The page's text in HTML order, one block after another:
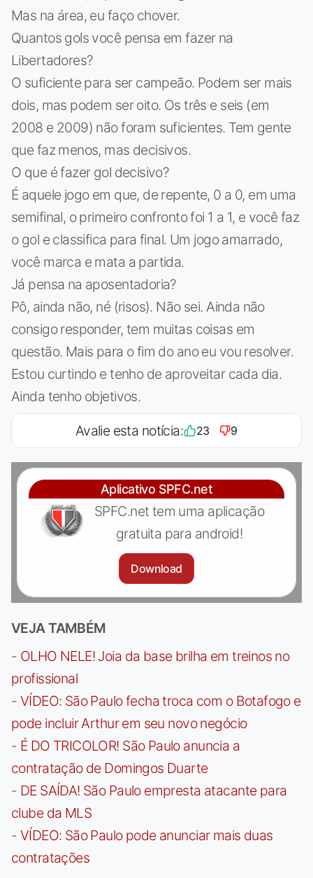
Mas na área, eu faço chover.
Quantos gols você pensa em fazer na
Libertadores?
O suficiente para ser campeão. Podem ser mais
dois, mas podem ser oito. Os três e seis (em
2008 e 2009) não foram suficientes. Tem gente
que faz menos, mas decisivos.
O que é fazer gol decisivo?
É aquele jogo em que, de repente, 0 a 0, em uma
semifinal, o primeiro confronto foi 1 a 1, e você faz
o gol e classifica para final. Um jogo amarrado,
você marca e mata a partida.
Já pensa na aposentadoria?
Pô, ainda não, né (risos). Não sei. Ainda não
consigo responder, tem muitas coisas em
questão. Mais para o fim do ano eu vou resolver.
Estou curtindo e tenho de aproveitar cada dia.
Ainda tenho objetivos.
Avalie esta notícia: 23 9
Aplicativo SPFC.net
SPFC.net tem uma aplicação
gratuita para android!
Download
VEJA TAMBÉM
- OLHO NELE! Joia da base brilha em treinos no
profissional
- VÍDEO: São Paulo fecha troca com o Botafogo e
pode incluir Arthur em seu novo negócio
- É DO TRICOLOR! São Paulo anuncia a
contratação de Domingos Duarte
- DE SAÍDA! São Paulo empresta atacante para
clube da MLS
- VÍDEO: São Paulo pode anunciar mais duas
contratações